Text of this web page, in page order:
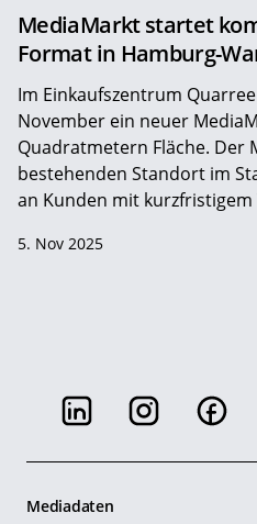
MediaMarkt startet
Format in Hamburg-
Im Einkaufszentrum
November ein neuer
Quadratmetern Fläche. Der
bestehenden Standort im
an Kunden mit kurzfristigem
5. Nov 2025
Mediadaten